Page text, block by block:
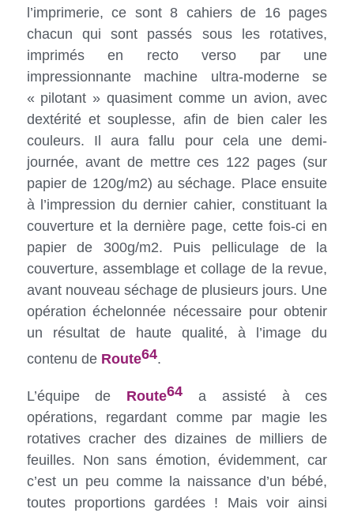
l’imprimerie, ce sont 8 cahiers de 16 pages
chacun qui sont passés sous les rotatives,
imprimés en recto verso par une
impressionnante machine ultra-moderne se
« pilotant » quasiment comme un avion, avec
dextérité et souplesse, afin de bien caler les
couleurs. Il aura fallu pour cela une demi-
journée, avant de mettre ces 122 pages (sur
papier de 120g/m2) au séchage. Place ensuite
à l’impression du dernier cahier, constituant la
couverture et la dernière page, cette fois-ci en
papier de 300g/m2. Puis pelliculage de la
couverture, assemblage et collage de la revue,
avant nouveau séchage de plusieurs jours. Une
opération échelonnée nécessaire pour obtenir
un résultat de haute qualité, à l’image du
contenu de Route64.
L’équipe de Route64 a assisté à ces
opérations, regardant comme par magie les
rotatives cracher des dizaines de milliers de
feuilles. Non sans émotion, évidemment, car
c’est un peu comme la naissance d’un bébé,
toutes proportions gardées ! Mais voir ainsi